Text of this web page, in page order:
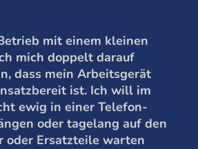
mit einem kleinen
mich doppelt darauf
dass mein Arbeitsgerät
ist. Ich will im
ewig in einer Telefon-
oder tagelang auf den
oder Ersatzteile warten